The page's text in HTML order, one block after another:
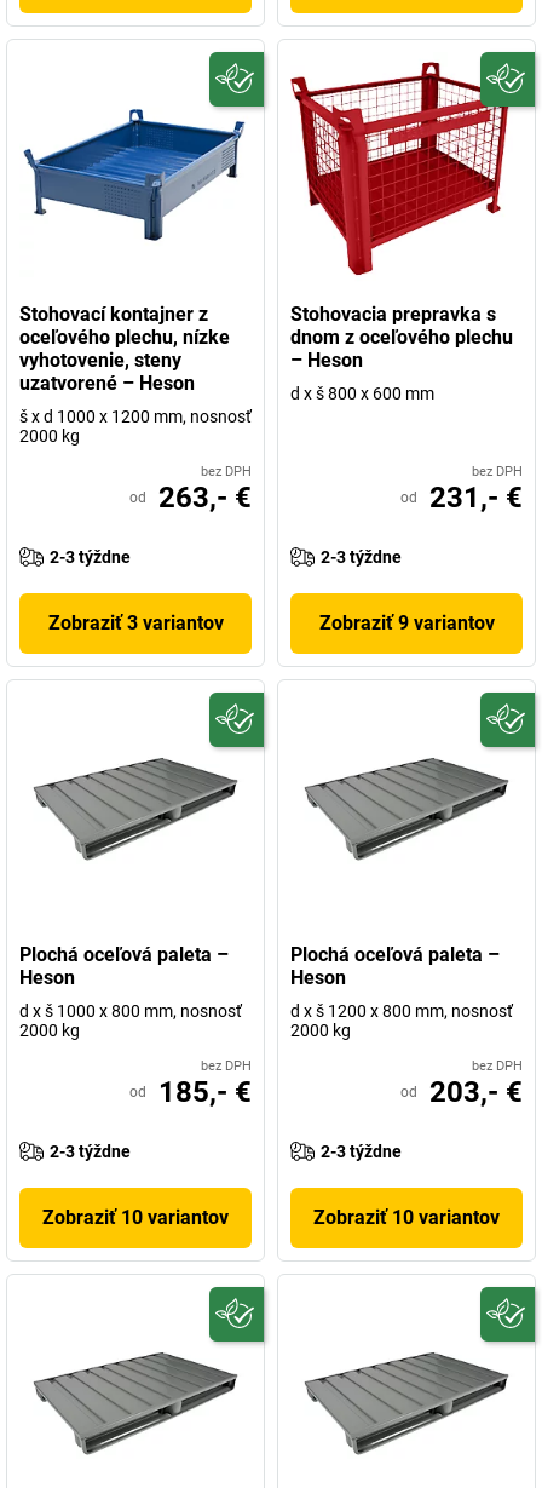
Stohovací kontajner z
oceľového plechu, nízke
vyhotovenie, steny
uzatvorené – Heson
š x d 1000 x 1200 mm, nosnosť
2000 kg
bez DPH
od 263,- €
2-3 týždne
Zobraziť 3 variantov
Stohovacia prepravka s
dnom z oceľového plechu
– Heson
d x š 800 x 600 mm
bez DPH
od 231,- €
2-3 týždne
Zobraziť 9 variantov
Plochá oceľová paleta –
Heson
d x š 1000 x 800 mm, nosnosť
2000 kg
bez DPH
od 185,- €
2-3 týždne
Zobraziť 10 variantov
Plochá oceľová paleta –
Heson
d x š 1200 x 800 mm, nosnosť
2000 kg
bez DPH
od 203,- €
2-3 týždne
Zobraziť 10 variantov